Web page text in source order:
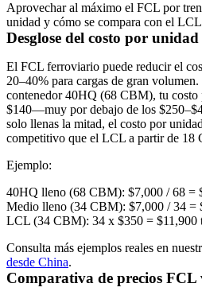
Aprovechar al máximo el FCL por
unidad y cómo se compara con el
Desglose del costo por unidad
El FCL ferroviario puede reducir el
20–40% para cargas de gran
contenedor 40HQ (68 CBM), tu
$140—muy por debajo de los
solo llenas la mitad, el costo por
competitivo que el LCL a partir de 18
Ejemplo:
40HQ lleno (68 CBM): $7,000 / 68 =
Medio lleno (34 CBM): $7,000 / 34 =
LCL (34 CBM): 34 x $350 = $11,900
Consulta más ejemplos reales en
desde China.
Comparativa de precios FCL